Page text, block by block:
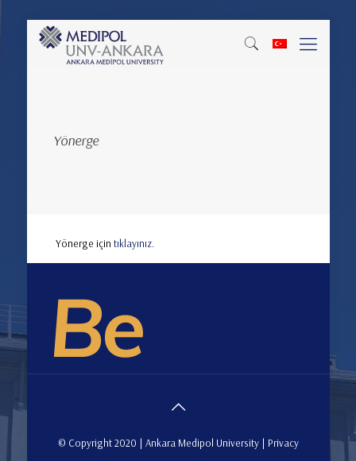
Yönerge
Yönerge için tıklayınız.
© Copyright 2020 | Ankara Medipol University | Privacy